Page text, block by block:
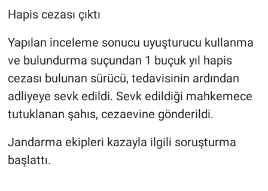
Hapis cezası çıktı
Yapılan inceleme sonucu uyuşturucu kullanma
ve bulundurma suçundan 1 buçuk yıl hapis
cezası bulunan sürücü, tedavisinin ardından
adliyeye sevk edildi. Sevk edildiği mahkemece
tutuklanan şahıs, cezaevine gönderildi.
Jandarma ekipleri kazayla ilgili soruşturma
başlattı.